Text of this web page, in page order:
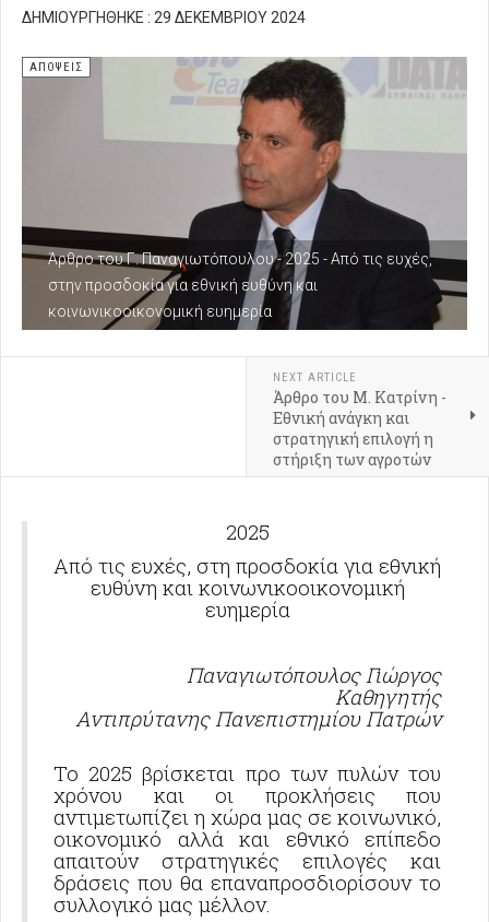
ΔΗΜΙΟΥΡΓΉΘΗΚΕ : 29 ΔΕΚΕΜΒΡΊΟΥ 2024
Άρθρο του Γ. Παναγιωτόπουλου - 2025 - Από τις ευχές,
στην προσδοκία για εθνική ευθύνη και
κοινωνικοοικονομική ευημερία
ΑΠΌΨΕΙΣ
NEXT ARTICLE
Άρθρο του Μ. Κατρίνη -
Εθνική ανάγκη και
στρατηγική επιλογή η
στήριξη των αγροτών
2025
Από τις ευχές, στη προσδοκία για εθνική
ευθύνη και κοινωνικοοικονομική
ευημερία
Παναγιωτόπουλος Γιώργος
Καθηγητής
Αντιπρύτανης Πανεπιστημίου Πατρών
Το 2025 βρίσκεται προ των πυλών του
χρόνου και οι προκλήσεις που
αντιμετωπίζει η χώρα μας σε κοινωνικό,
οικονομικό αλλά και εθνικό επίπεδο
απαιτούν στρατηγικές επιλογές και
δράσεις που θα επαναπροσδιορίσουν το
συλλογικό μας μέλλον.